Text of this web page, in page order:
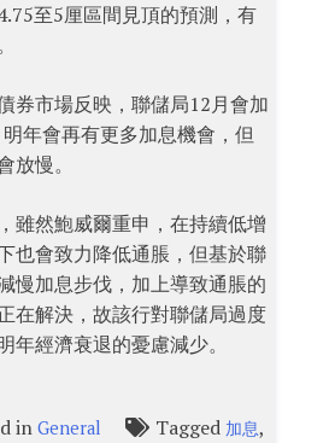
至5厘區間見頂的預測，有
券市場反映，聯儲局12月會加
年會再有更多加息機會，但
放慢。
雖然鮑威爾重申，在持續低增
也會致力降低通脹，但基於聯
慢加息步伐，加上導致通脹的
在解決，故該行對聯儲局過度
年經濟衰退的憂慮減少。
inGeneral Tagged加息,